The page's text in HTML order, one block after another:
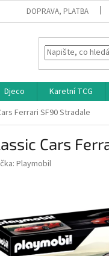
DOPRAVA, PLATBA
Djeco Karetní TCG
Ferrari SF90 Stradale
Cars
Playmobil